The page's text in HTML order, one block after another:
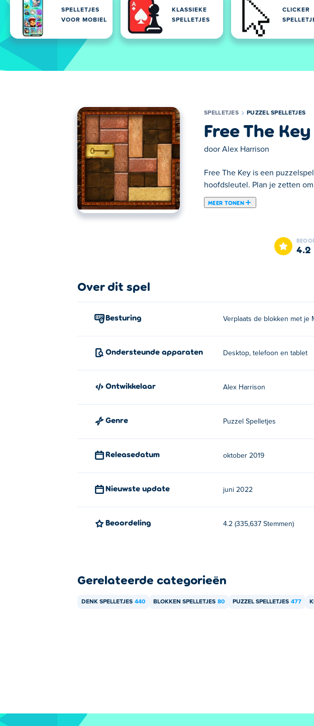
SPELLETJES
VOOR MOBIEL
KLASSIEKE
SPELLETJES
CLICKER
SPELLETJES PUZZEL SPELLETJES
Free The Key
door Alex Harrison
Free The Key is een
hoofdsleutel. Plan je zetten
MEER TONEN
Hier kun je Free The Key spelen. Free The Key is een van onze
4.2
Over dit spel
Besturing Verplaats de blokken met je
Ondersteunde apparaten Desktop, telefoon en tablet
Ontwikkelaar Alex Harrison
Genre Puzzel Spelletjes
Releasedatum oktober 2019
Nieuwste update juni 2022
Beoordeling 4.2 (335,637 Stemmen)
Gerelateerde categorieën
DENK SPELLETJES 440 BLOKKEN SPELLETJES 80 PUZZEL SPELLETJES 477